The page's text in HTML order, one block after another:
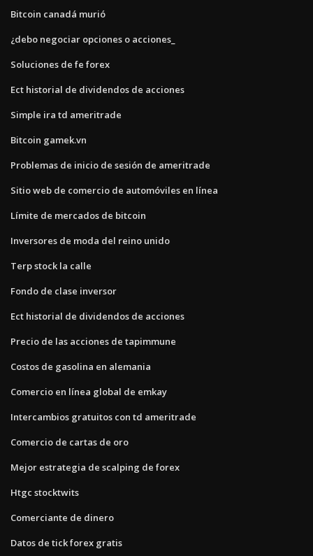
Bitcoin canadá murió
¿debo negociar opciones o acciones_
Soluciones de fe forex
Ect historial de dividendos de acciones
Simple ira td ameritrade
Bitcoin gamek.vn
Problemas de inicio de sesión de ameritrade
Sitio web de comercio de automóviles en línea
Límite de mercados de bitcoin
Inversores de moda del reino unido
Terp stock la calle
Fondo de clase inversor
Ect historial de dividendos de acciones
Precio de las acciones de tapimmune
Costos de gasolina en alemania
Comercio en línea global de emkay
Intercambios gratuitos con td ameritrade
Comercio de cartas de oro
Mejor estrategia de scalping de forex
Htgc stocktwits
Comerciante de dinero
Datos de tick forex gratis